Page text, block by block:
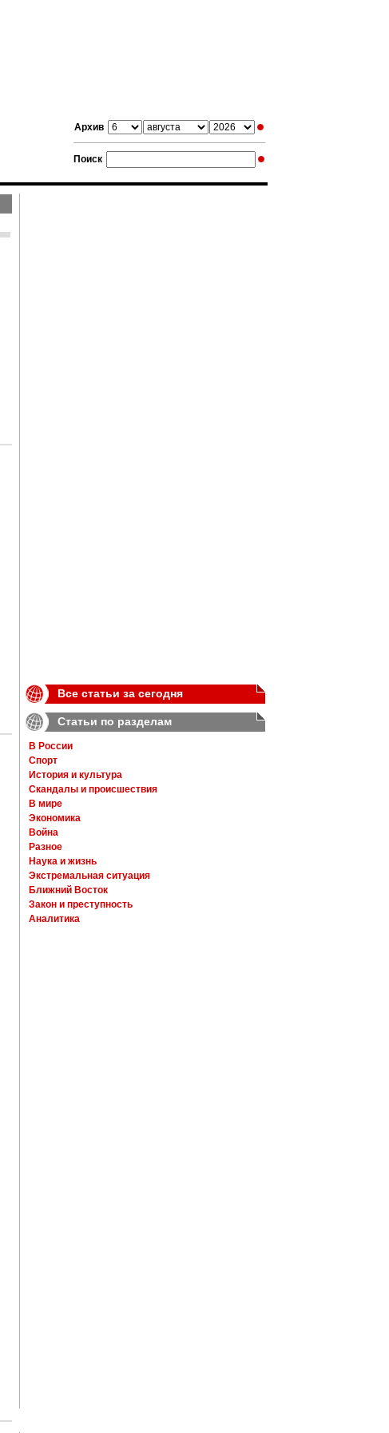
Архив
Поиск
Все статьи за сегодня
Статьи по разделам
В России
Спорт
История и культура
Скандалы и происшествия
В мире
Экономика
Война
Разное
Наука и жизнь
Экстремальная ситуация
Ближний Восток
Закон и преступность
Аналитика